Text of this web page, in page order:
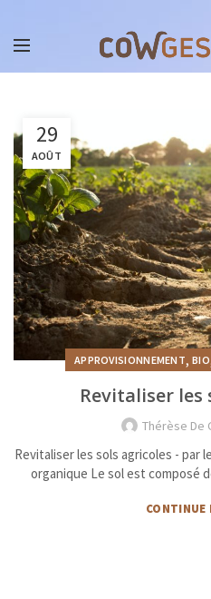
29
AOÛT
APPROVISIONNEMENT,BIO
Revitaliser les
Thérèse De
Revitaliser les sols agricoles - par
organique Le sol est composé
CONTINUE